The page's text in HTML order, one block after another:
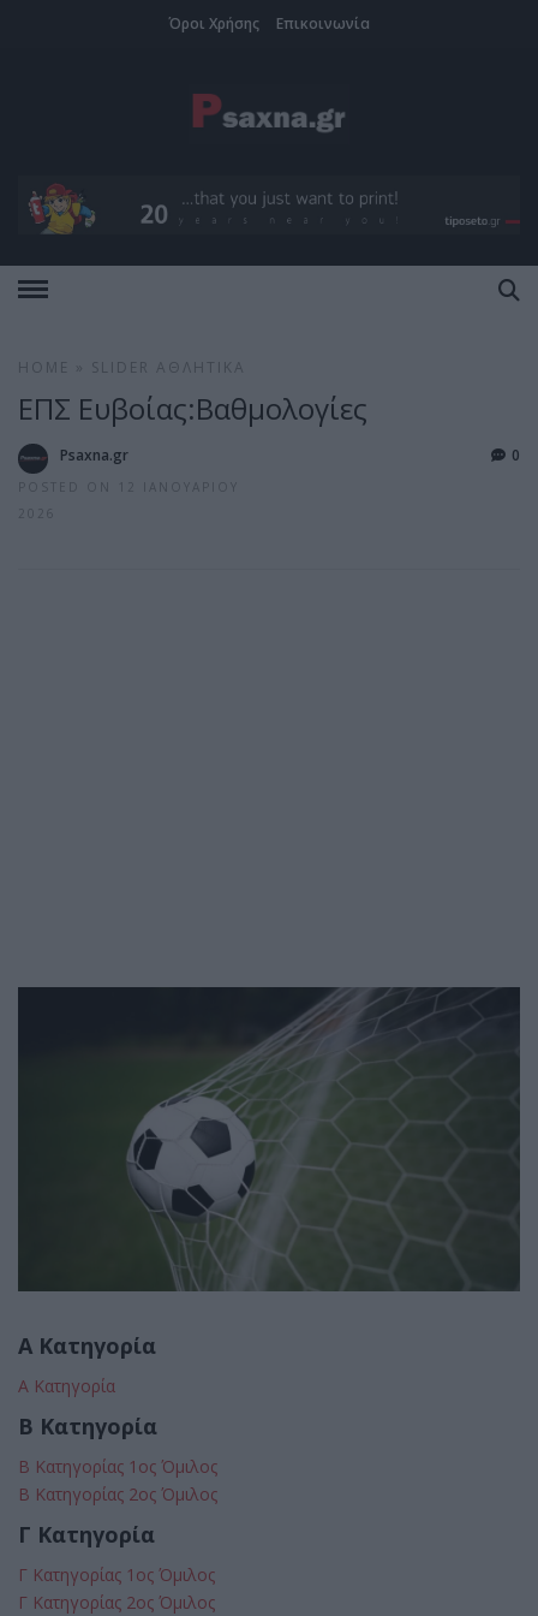
Όροι Χρήσης Επικοινωνία
HOME SLIDER ΑΘΛΗΤΙΚΆ
ΕΠΣ Ευβοίας:Βαθμολογίες
Psaxna.gr
POSTED ON 12 ΙΑΝΟΥΑΡΊΟΥ
2026
0
Α Κατηγορία
Α Κατηγορία
Β Κατηγορία
Β Κατηγορίας 1ος Όμιλος
Β Κατηγορίας 2ος Όμιλος
Γ Κατηγορία
Γ Κατηγορίας 1ος Όμιλος
Γ Κατηγορίας 2ος Όμιλος